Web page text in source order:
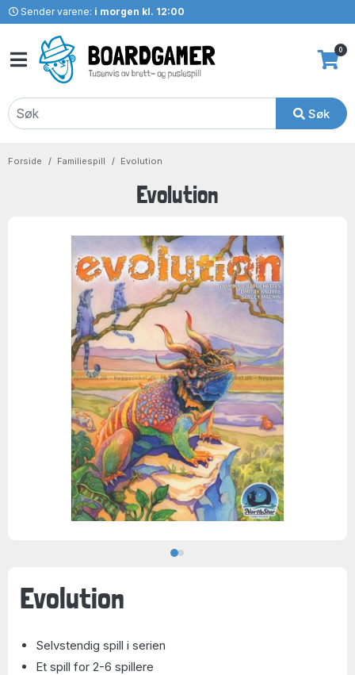
Sender varene: i morgen kl. 12:00
Søk
0
Forside Familiespill Evolution
Evolution
Evolution
Selvstendig spill i serien
Et spill for 2-6 spillere